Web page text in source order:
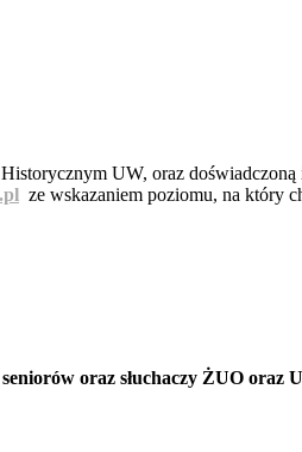
UW, oraz
ze wskazaniem poziomu, na który
oraz słuchaczy ŻUO oraz